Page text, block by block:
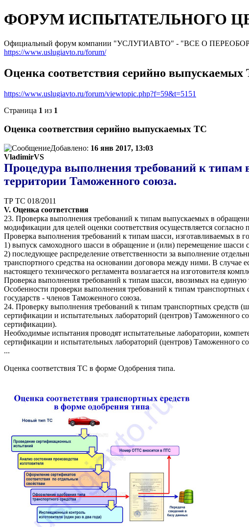
ФОРУМ ИСПЫТАТЕЛЬНОГО
Официальный форум компании "УСЛУГИАВТО" - "ВСЕ О
https://www.uslugiavto.ru/forum/
Оценка соответствия серийно выпускаемых
https://www.uslugiavto.ru/forum/viewtopic.php?f=59&t=5151
Страница 1 из 1
Оценка соответствия серийно выпускаемых ТС
Добавлено: 16 янв 2017, 13:03
VladimirVS
Процедура выполнения требований к
территории Таможенного союза.
ТР ТС 018/2011
V. Оценка соответствия
23. Проверка выполнения требований к типам выпускаемых в
модификации для целей оценки соответствия осуществляется
Проверка выполнения требований к типам шасси, изготавливаемых в
1) выпуск самоходного шасси в обращение и (или) перемещение
2) последующее распределение ответственности за выполнение
транспортного средства на основании договора между ними. В случае
настоящего технического регламента возлагается на изготовителя
Проверка выполнения требований к типам шасси, ввозимых на
Особенности проверки выполнения требований к типам транспортных
государств - членов Таможенного союза.
24. Проверку выполнения требований к типам транспортных средств
сертификации и испытательных лабораторий (центров) Таможенного
сертификации).
Необходимые испытания проводят испытательные лаборатории,
сертификации и испытательных лабораторий (центров) Таможенного
...
Оценка соответствия ТС в форме Одобрения типа.